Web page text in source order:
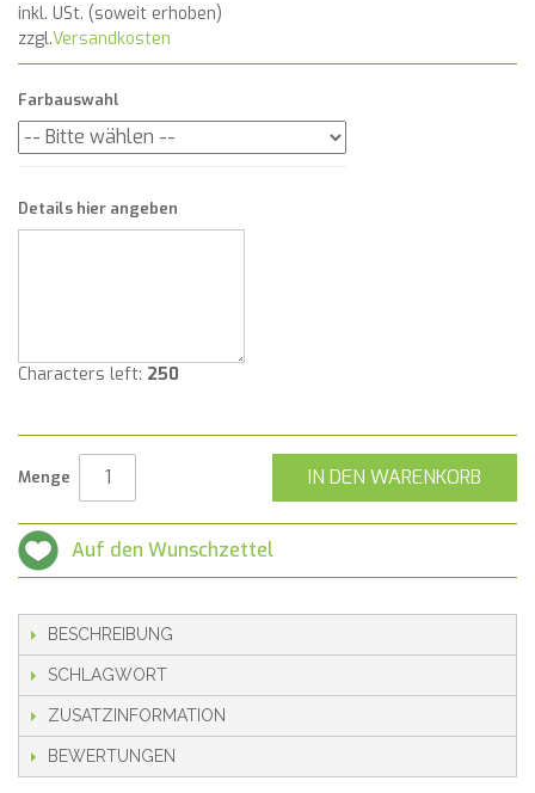
inkl. USt. (soweit erhoben)
zzgl.Versandkosten
Farbauswahl
Details hier angeben
Characters left: 250
Menge IN DEN WARENKORB
Auf den Wunschzettel
BESCHREIBUNG
SCHLAGWORT
ZUSATZINFORMATION
BEWERTUNGEN